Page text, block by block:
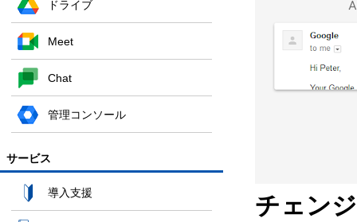
ドライブ
Meet
Chat
管理コンソール
サービス
導入支援
チェン